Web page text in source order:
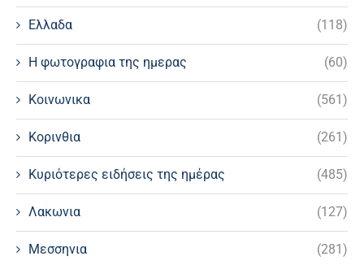
Ελλαδα (118)
Η φωτογραφια της ημερας (60)
Κοινωνικα (561)
Κορινθια (261)
Κυριότερες ειδήσεις της ημέρας (485)
Λακωνια (127)
Μεσσηνια (281)